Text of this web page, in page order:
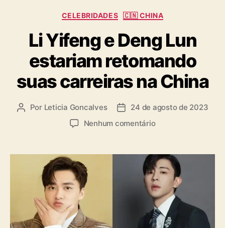
A
C
t
e
g
o
r
CELEBRIDADES 🇨🇳 CHINA
Li Yifeng e Deng Lun
estariam retomando
suas carreiras na China
A
r
Por Leticia Goncalves
D
d
24 de agosto de 2023
Nenhum comentárioe
i
Y
i
f
e
n
g